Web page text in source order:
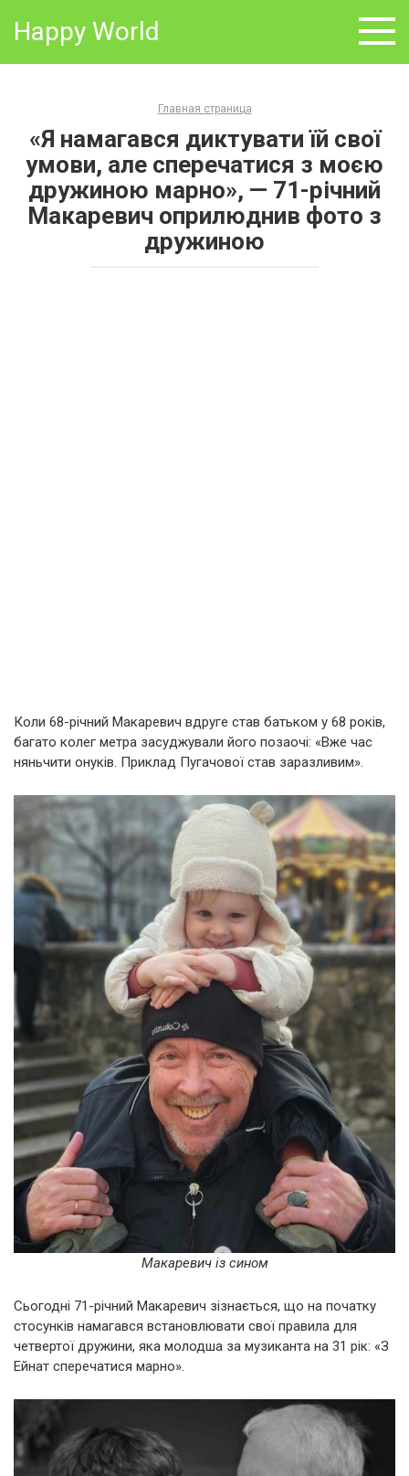
Happy World
Главная страница
«Я намагався диктувати їй свої
умови, але сперечатися з моєю
дружиною марно», — 71-річний
Макаревич оприлюднив фото з
дружиною
Коли 68-річний Макаревич вдруге став батьком у 68 років,
багато колег метра засуджували його позаочі: «Вже час
няньчити онуків. Приклад Пугачової став заразливим».
Макаревич із сином
Сьогодні 71-річний Макаревич зізнається, що на початку
стосунків намагався встановлювати свої правила для
четвертої дружини, яка молодша за музиканта на 31 рік: «З
Ейнат сперечатися марно».